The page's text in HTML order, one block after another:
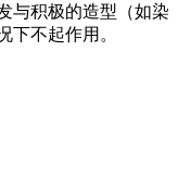
与积极的造型（如染
下不起作用。